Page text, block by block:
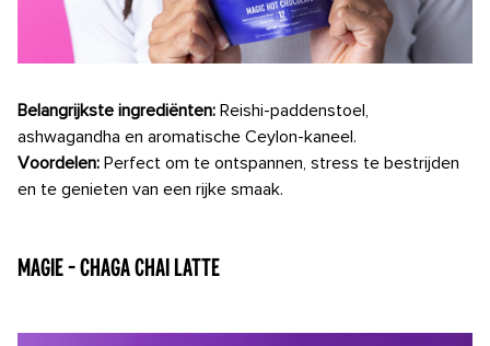
Belangrijkste ingrediënten: Reishi-paddenstoel,
ashwagandha en aromatische Ceylon-kaneel.
Voordelen: Perfect om te ontspannen, stress te bestrijden
en te genieten van een rijke smaak.
Magie - Chaga Chai Latte